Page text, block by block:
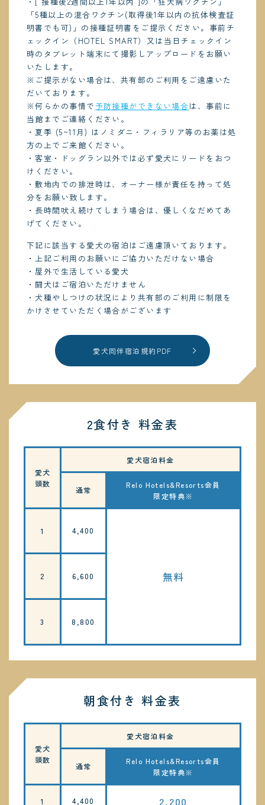
「5種以上の混合ワクチン(取得後1年以内の抗体検査証
明書でも可)」の接種証明書をご提示ください。事前チ
ェックイン（HOTEL SMART）又は当日チェックイン
時のタブレット端末にて撮影しアップロードをお願い
いたします。
※ご提示がない場合は、共有部のご利用をご遠慮いた
だいております。
※何らかの事情で予防接種ができない場合は、事前に
当館までご連絡ください。
・夏季 (5~11月) はノミダニ・フィラリア等のお薬は処
方の上でご来館ください。
・客室・ドッグラン以外では必ず愛犬にリードをおつ
けください。
・敷地内での排泄時は、オーナー様が責任を持って処
分をお願い致します。
・長時間吠え続けてしまう場合は、優しくなだめてあ
げてください。
下記に該当する愛犬の宿泊はご遠慮頂いております。
・上記ご利用のお願いにご協力いただけない場合
・屋外で生活している愛犬
・闘犬はご宿泊いただけません
・犬種やしつけの状況により共有部のご利用に制限を
かけさせていただく場合がございます
愛犬同伴宿泊規約PDF
2食付き 料金表
愛犬
頭数
愛犬宿泊料金
通常
Relo Hotels&Resorts会員
限定特典※
1 4,400
無料
2 6,600
3 8,800
朝食付き 料金表
愛犬
頭数
愛犬宿泊料金
通常
Relo Hotels&Resorts会員
限定特典※
1 4,400 2,200